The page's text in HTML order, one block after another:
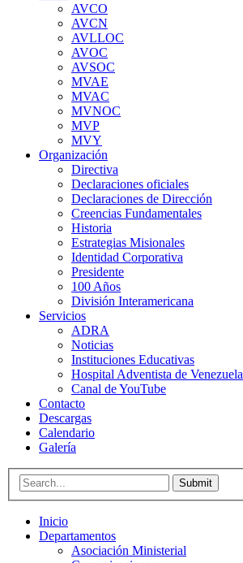
AVCO
AVCN
AVLLOC
AVOC
AVSOC
MVAE
MVAC
MVNOC
MVP
MVY
Organización
Directiva
Declaraciones oficiales
Declaraciones de Dirección
Creencias Fundamentales
Historia
Estrategias Misionales
Identidad Corporativa
Presidente
100 Años
División Interamericana
Servicios
ADRA
Noticias
Instituciones Educativas
Hospital Adventista de Venezuela
Canal de YouTube
Contacto
Descargas
Calendario
Galería
Submit
Inicio
Departamentos
Asociación Ministerial